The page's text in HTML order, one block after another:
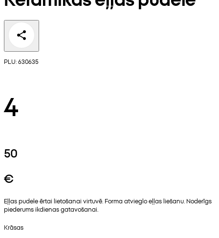
PLU: 630635
4
50
€
Eļļas pudele ērtai lietošanai virtuvē. Forma atvieglo eļļas liešanu. Noderīgs
piederums ikdienas gatavošanai.
Krāsas